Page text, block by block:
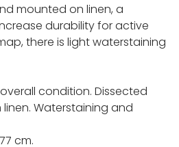
mounted on linen, a
durability for active
there is light waterstaining
condition. Dissected
Waterstaining and
cm.